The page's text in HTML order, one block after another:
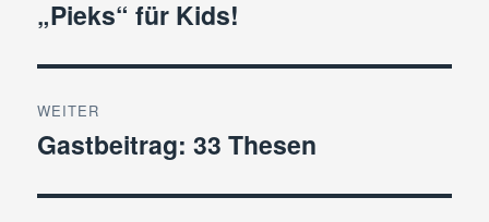
Beitrag:
„Pieks“ für Kids!
WEITER
Nächster
Gastbeitrag: 33 Thesen